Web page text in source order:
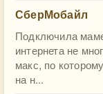
СберМобайл
Подключила
интернета не
макс, по
на н...